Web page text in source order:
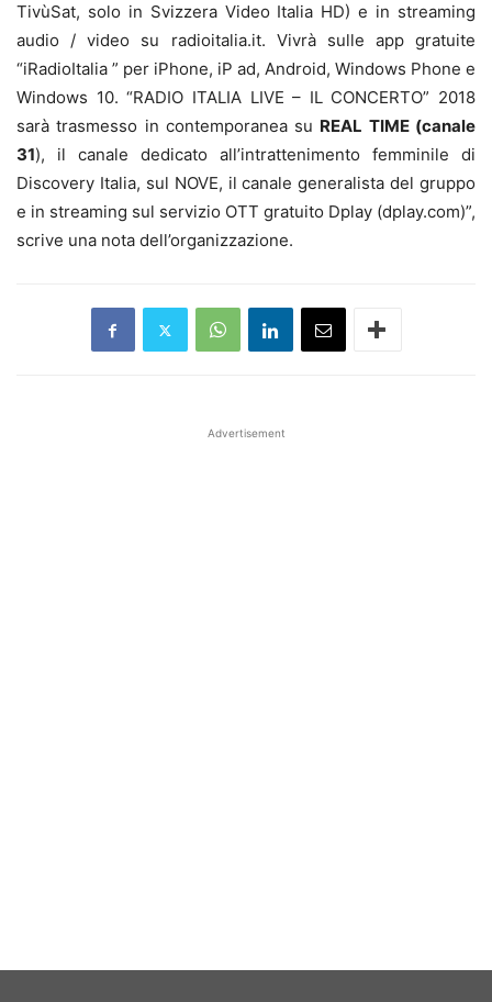
TivùSat, solo in Svizzera Video Italia HD) e in streaming
audio / video su radioitalia.it. Vivrà sulle app gratuite
“iRadioItalia ” per iPhone, iP ad, Android, Windows Phone e
Windows 10. “RADIO ITALIA LIVE – IL CONCERTO” 2018
sarà trasmesso in contemporanea su REAL TIME (canale
31), il canale dedicato all’intrattenimento femminile di
Discovery Italia, sul NOVE, il canale generalista del gruppo
e in streaming sul servizio OTT gratuito Dplay (dplay.com)”,
scrive una nota dell’organizzazione.
Advertisement